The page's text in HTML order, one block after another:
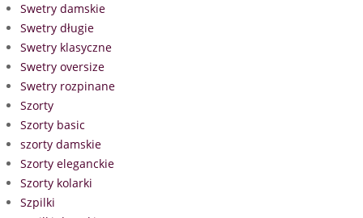
Swetry damskie
Swetry długie
Swetry klasyczne
Swetry oversize
Swetry rozpinane
Szorty
Szorty basic
szorty damskie
Szorty eleganckie
Szorty kolarki
Szpilki